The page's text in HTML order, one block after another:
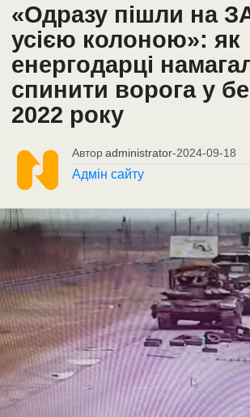
«Одразу пішли на
усією колоною»: як
енергодарці
спинити ворога у
2022 року
Автор administrator-2024-09-18
Адмін сайту